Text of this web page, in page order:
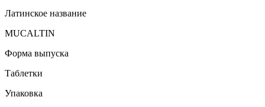
Латинское название
MUCALTIN
Форма выпуска
Таблетки
Упаковка